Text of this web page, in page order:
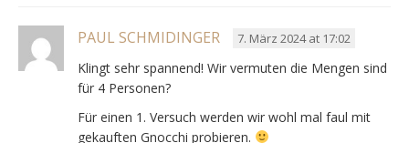
PAUL SCHMIDINGER 7. März 2024 at 17:02
Klingt sehr spannend! Wir vermuten die Mengen sind
für 4 Personen?
Für einen 1. Versuch werden wir wohl mal faul mit
gekauften Gnocchi probieren.